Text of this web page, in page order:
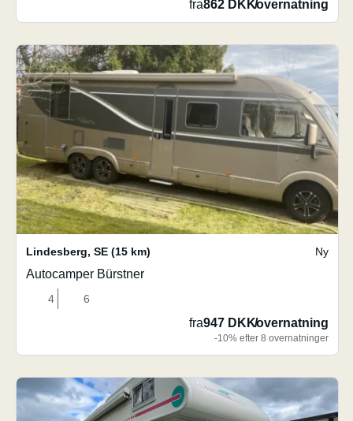
fra862 DKK/overnatning
Lindesberg, SE (15 km) Ny
Autocamper Bürstner
4 6
fra947 DKK/overnatning
-10% efter 8 overnatninger